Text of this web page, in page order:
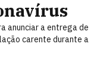
anunciar a entrega de
carente durante a